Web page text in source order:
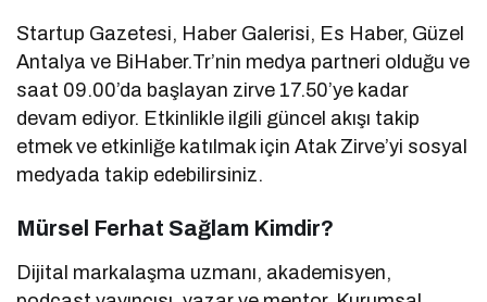
Startup Gazetesi, Haber Galerisi, Es Haber, Güzel
Antalya ve BiHaber.Tr’nin medya partneri olduğu ve
saat 09.00’da başlayan zirve 17.50’ye kadar
devam ediyor. Etkinlikle ilgili güncel akışı takip
etmek ve etkinliğe katılmak için Atak Zirve’yi sosyal
medyada takip edebilirsiniz.
Mürsel Ferhat Sağlam Kimdir?
Dijital markalaşma uzmanı, akademisyen,